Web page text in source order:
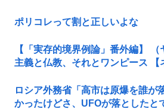
ポリコレって割と正しいよな
【「実存的境界例論」番外編】
主義と仏教、それとワンピース 【
ロシア外務省「高市は原爆を誰が
かったけどさ、UFOが落としたと